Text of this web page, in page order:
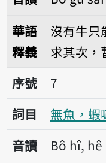
華語
釋義
沒有牛只
求其次，
序號7無魚，蝦嘛
序號
7
詞目
無魚，蝦
音讀
Bô hî,